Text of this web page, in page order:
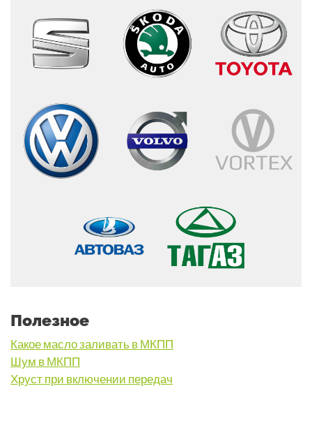
Полезное
Какое масло заливать в МКПП
Шум в МКПП
Хруст при включении передач